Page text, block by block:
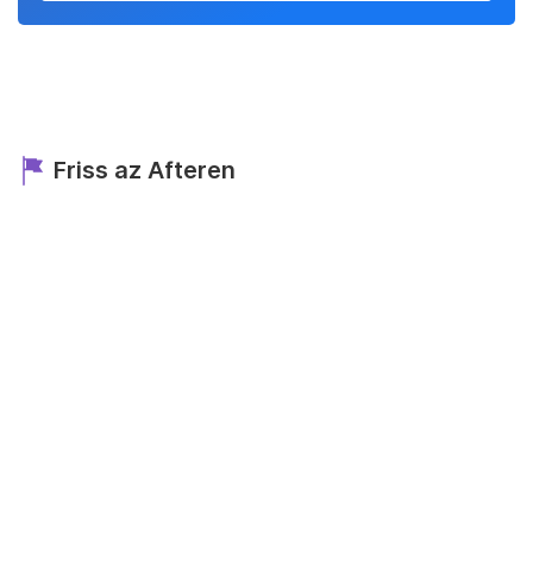
Friss az Afteren